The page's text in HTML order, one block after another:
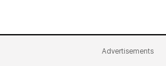
Advertisements